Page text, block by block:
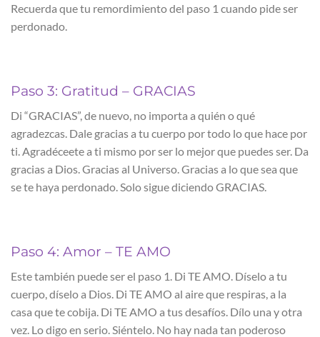
Recuerda que tu remordimiento del paso 1 cuando pide ser
perdonado.
Paso 3: Gratitud – GRACIAS
Di “GRACIAS”, de nuevo, no importa a quién o qué
agradezcas. Dale gracias a tu cuerpo por todo lo que hace por
ti. Agradéceete a ti mismo por ser lo mejor que puedes ser. Da
gracias a Dios. Gracias al Universo. Gracias a lo que sea que
se te haya perdonado. Solo sigue diciendo GRACIAS.
Paso 4: Amor – TE AMO
Este también puede ser el paso 1. Di TE AMO. Díselo a tu
cuerpo, díselo a Dios. Di TE AMO al aire que respiras, a la
casa que te cobija. Di TE AMO a tus desafíos. Dílo una y otra
vez. Lo digo en serio. Siéntelo. No hay nada tan poderoso